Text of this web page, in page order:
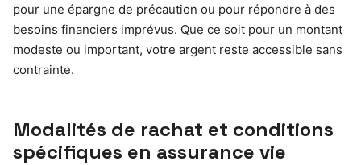
pour une épargne de précaution ou pour répondre à des
besoins financiers imprévus. Que ce soit pour un montant
modeste ou important, votre argent reste accessible sans
contrainte.
Modalités de rachat et conditions
spécifiques en assurance vie